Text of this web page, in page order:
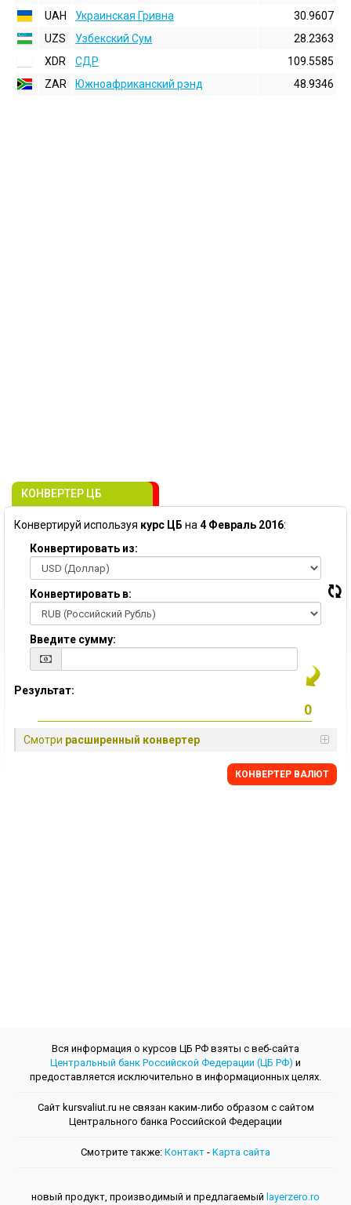
UAH
Украинская Гривна
30.9607
UZS
Узбекский Сум
28.2363
XDR
СДР
109.5585
ZAR
Южноафриканский рэнд 48.9346
КОНВЕРТЕР ЦБ
Конвертируй используя курс ЦБ на 4 Февраль 2016:
Конвертировать из:
Конвертировать в:
Введите сумму:
Результат:
Смотри расширенный конвертер
КОНВЕРТЕР ВАЛЮТ
Вся информация о курсов ЦБ РФ взяты с веб-сайта
Центральный банк Российской Федерации (ЦБ РФ) и
предоставляется исключительно в информационных целях.
Сайт kursvaliut.ru не связан каким-либо образом с сайтом
Центрального банкa Российской Федерации
Смотрите также: Контакт - Kарта сайта
новый продукт, производимый и предлагаемый layerzero.ro